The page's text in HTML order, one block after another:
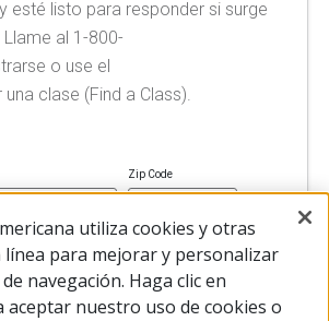
esté listo para responder si surge
al 1-800-
o use el
clase (Find a Class).
Zip Code
utiliza cookies y otras
línea para mejorar y personalizar
navegación. Haga clic en
aceptar nuestro uso de cookies o